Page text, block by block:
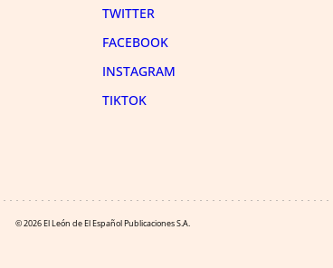
TWITTER
FACEBOOK
INSTAGRAM
TIKTOK
© 2026 El León de El Español Publicaciones S.A.